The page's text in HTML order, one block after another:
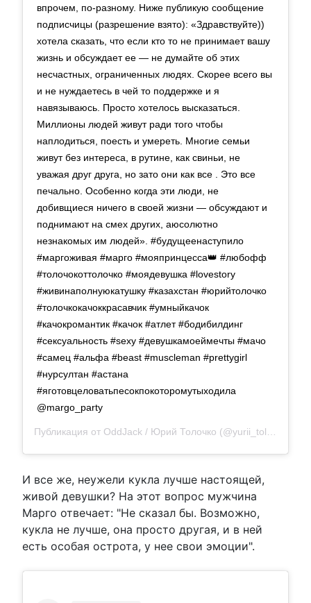
впрочем, по-разному. Ниже публикую сообщение
подписчицы (разрешение взято): «Здравствуйте))
хотела сказать, что если кто то не принимает вашу
жизнь и обсуждает ее — не думайте об этих
несчастных, ограниченных людях. Скорее всего вы
и не нуждаетесь в чей то поддержке и я
навязываюсь. Просто хотелось высказаться.
Миллионы людей живут ради того чтобы
наплодиться, поесть и умереть. Многие семьи
живут без интереса, в рутине, как свиньи, не
уважая друг друга, но зато они как все . Это все
печально. Особенно когда эти люди, не
добивщиеся ничего в своей жизни — обсуждают и
поднимают на смех других, аюсолютно
незнакомых им людей». #будущеенаступило
#маргоживая #марго #мояпринцесса👑 #любофф
#толочокоттолочко #моядевушка #lovestory
#живинаполнуюкатушку #казахстан #юрийтолочко
#толочкокачоккрасавчик #умныйкачок
#качокромантик #качок #атлет #бодибилдинг
#сексуальность #sexy #девушкамоеймечты #мачо
#самец #альфа #beast #muscleman #prettygirl
#нурсултан #астана
#яготовцеловатьпесокпокоторомутыходила
@margo_party
Публикация от OddJack / Юрий Толочко (@yurii_tolochko)
И все же, неужели кукла лучше настоящей,
живой девушки? На этот вопрос мужчина
Марго отвечает: Не сказал бы. Возможно,
кукла не лучше, она просто другая, и в ней
есть особая острота, у нее свои эмоции .